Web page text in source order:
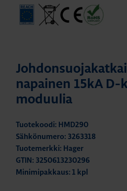
napainen 15kA D-
moduulia
Tuotekoodi: HMD290
Sähkönumero: 3263318
Tuotemerkki: Hager
GTIN: 3250613230296
Minimipakkaus: 1 kpl